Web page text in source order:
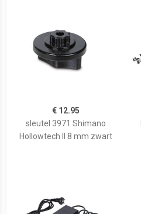
€ 12.95
sleutel 3971 Shimano
Hollowtech II 8 mm zwart